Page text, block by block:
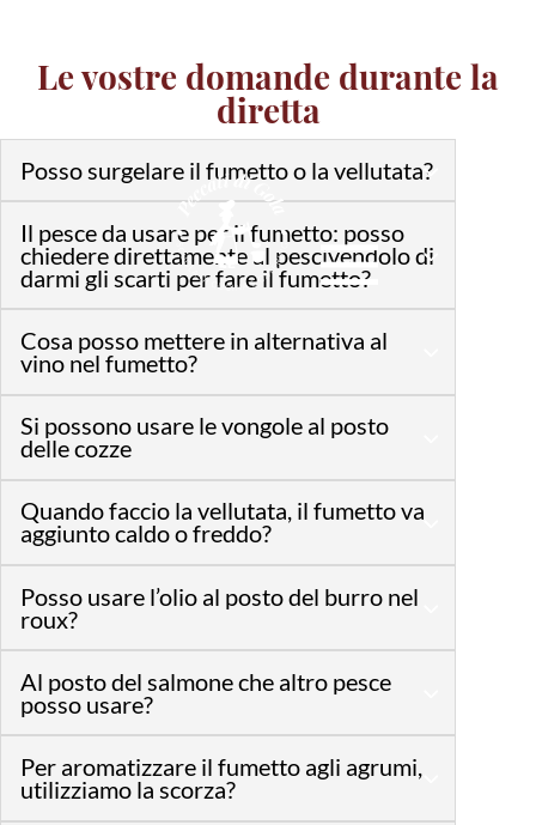
Le vostre domande durante la
diretta
Posso surgelare il fumetto o la vellutata?
Il pesce da usare per il fumetto: posso
chiedere direttamente al pescivendolo di
darmi gli scarti per fare il fumetto?
Cosa posso mettere in alternativa al
vino nel fumetto?
Si possono usare le vongole al posto
delle cozze
Quando faccio la vellutata, il fumetto va
aggiunto caldo o freddo?
Posso usare l’olio al posto del burro nel
roux?
Al posto del salmone che altro pesce
posso usare?
Per aromatizzare il fumetto agli agrumi,
utilizziamo la scorza?